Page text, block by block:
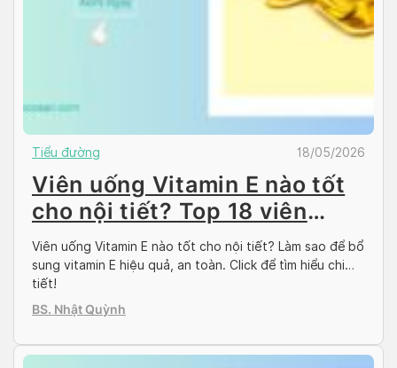
Tiểu đường 18/05/2026
Viên uống Vitamin E nào tốt
cho nội tiết? Top 18 viên
uống chị em tin dùng
Viên uống Vitamin E nào tốt cho nội tiết? Làm sao để bổ
sung vitamin E hiệu quả, an toàn. Click để tìm hiểu chi
tiết!
BS. Nhật Quỳnh